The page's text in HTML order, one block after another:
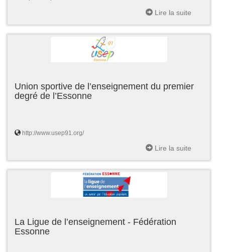
Lire la suite
Union sportive de l’enseignement du premier
degré de l’Essonne
http://www.usep91.org/
Lire la suite
La Ligue de l’enseignement - Fédération
Essonne